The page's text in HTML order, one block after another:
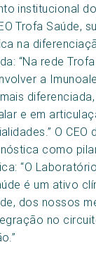
institucional
Trofa Saúde,
na
“Na rede
a
e em
O CEO
como
“O
é um ativo
dos nossos
no